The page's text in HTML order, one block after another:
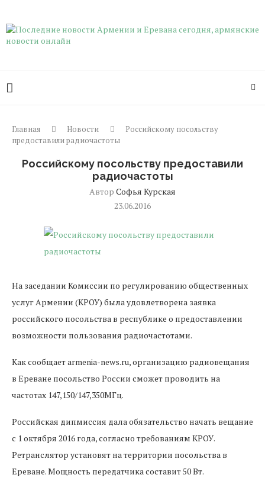
Главная Новости
Российскому посольству
предоставили радиочастоты
Российскому посольству предоставили
радиочастоты
Автор Софья Курская
23.06.2016
На заседании Комиссии по регулированию общественных
услуг Армении (КРОУ) была удовлетворена заявка
российского посольства в республике о предоставлении
возможности пользования радиочастотами.
Как сообщает armenia-news.ru, организацию радиовещания
в Ереване посольство России сможет проводить на
частотах 147,150/147,350МГц.
Российская дипмиссия дала обязательство начать вещание
с 1 октября 2016 года, согласно требованиям КРОУ.
Ретранслятор установят на территории посольства в
Ереване. Мощность передатчика составит 50 Вт.